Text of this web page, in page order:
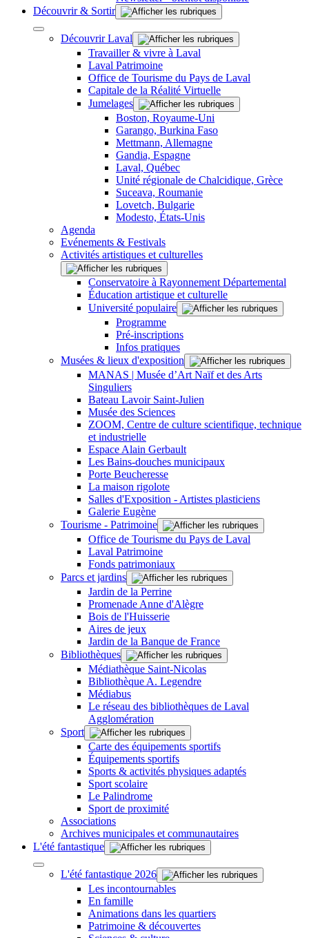
Découvrir & Sortir
Découvrir Laval
Travailler & vivre à Laval
Laval Patrimoine
Office de Tourisme du Pays de Laval
Capitale de la Réalité Virtuelle
Jumelages
Boston, Royaume-Uni
Garango, Burkina Faso
Mettmann, Allemagne
Gandia, Espagne
Laval, Québec
Unité régionale de Chalcidique, Grèce
Suceava, Roumanie
Lovetch, Bulgarie
Modesto, États-Unis
Agenda
Evénements & Festivals
Activités artistiques et culturelles
Conservatoire à Rayonnement Départemental
Éducation artistique et culturelle
Université populaire
Programme
Pré-inscriptions
Infos pratiques
Musées & lieux d'exposition
MANAS | Musée d’Art Naïf et des Arts
Singuliers
Bateau Lavoir Saint-Julien
Musée des Sciences
ZOOM, Centre de culture scientifique, technique
et industrielle
Espace Alain Gerbault
Les Bains-douches municipaux
Porte Beucheresse
La maison rigolote
Salles d'Exposition - Artistes plasticiens
Galerie Eugène
Tourisme - Patrimoine
Office de Tourisme du Pays de Laval
Laval Patrimoine
Fonds patrimoniaux
Parcs et jardins
Jardin de la Perrine
Promenade Anne d'Alègre
Bois de l'Huisserie
Aires de jeux
Jardin de la Banque de France
Bibliothèques
Médiathèque Saint-Nicolas
Bibliothèque A. Legendre
Médiabus
Le réseau des bibliothèques de Laval
Agglomération
Sport
Carte des équipements sportifs
Équipements sportifs
Sports & activités physiques adaptés
Sport scolaire
Le Palindrome
Sport de proximité
Associations
Archives municipales et communautaires
L'été fantastique
L'été fantastique 2026
Les incontournables
En famille
Animations dans les quartiers
Patrimoine & découvertes